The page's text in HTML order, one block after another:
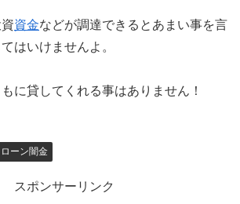
資金などが調達できるとあまい事を言
はいけませんよ。
に貸してくれる事はありません！
ーン闇金
スポンサーリンク